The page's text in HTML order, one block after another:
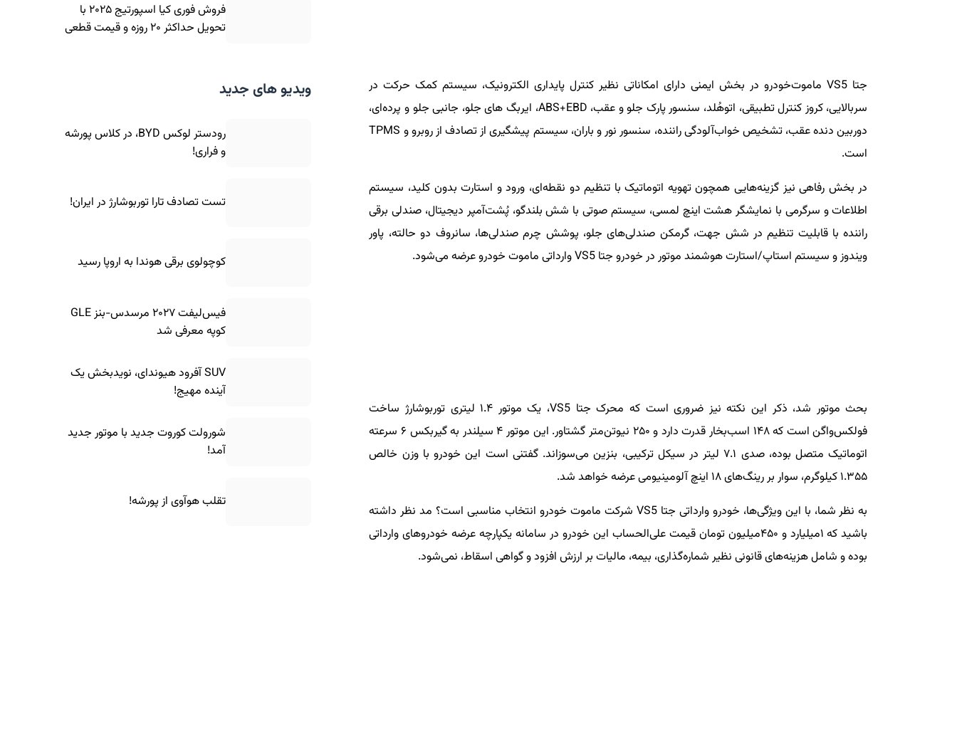
جتا VS5 ماموت‌خودرو در بخش ایمنی دارای امکاناتی نظیر کنترل پایداری الکترونیک، سیستم کمک حرکت در
سربالایی، کروز کنترل تطبیقی، اتوهُلد، سنسور پارک جلو و عقب، ABS+EBD، ایربگ های جلو، جانبی جلو و پرده‌ای،
دوربین دنده عقب، تشخیص خواب‌آلودگی راننده، سنسور نور و باران، سیستم پیشگیری از تصادف از روبرو و TPMS
است.
در بخش رفاهی نیز گزینه‌هایی همچون تهویه اتوماتیک با تنظیم دو نقطه‌ای، ورود و استارت بدون کلید، سیستم
اطلاعات و سرگرمی با نمایشگر هشت اینچ لمسی، سیستم صوتی با شش بلندگو، پُشت‌آمپر دیجیتال، صندلی برقی
راننده با قابلیت تنظیم در شش جهت، گرمکن صندلی‌های جلو، پوشش چرم صندلی‌ها، سانروف دو حالته، پاور
ویندوز و سیستم استاپ/استارت هوشمند موتور در خودرو جتا VS5 وارداتی ماموت خودرو عرضه می‌شود.
بحث موتور شد، ذکر این نکته نیز ضروری است که محرک جتا VS5، یک موتور ۱.۴ لیتری توربوشارژ ساخت
فولکس‌واگن است که ۱۴۸ اسب‌بخار قدرت دارد و ۲۵۰ نیوتن‌متر گشتاور. این موتور ۴ سیلندر به گیربکس ۶ سرعته
اتوماتیک متصل بوده، صدی ۷.۱ لیتر در سیکل ترکیبی، بنزین می‌سوزاند. گفتنی است این خودرو با وزن خالص
۱.۳۵۵ کیلوگرم، سوار بر رینگ‌های ۱۸ اینچ آلومینیومی عرضه خواهد شد.
به نظر شما، با این ویژگی‌ها، خودرو وارداتی جتا VS5 شرکت ماموت خودرو انتخاب مناسبی است؟ مد نظر داشته
باشید که ۱میلیارد و ۴۵۰میلیون تومان قیمت علی‌الحساب این خودرو در سامانه یکپارچه عرضه خودروهای وارداتی
بوده و شامل هزینه‌های قانونی نظیر شماره‌گذاری، بیمه، مالیات بر ارزش افزود و گواهی اسقاط، نمی‌‎شود.
فروش فوری کیا اسپورتیج ۲۰۲۵ با
تحویل حداکثر ۲۰ روزه و قیمت قطعی
ویدیو های جدید
رودستر لوکس BYD، در کلاس پورشه
و فراری!
تست تصادف تارا توربوشارژ در ایران!
کوچولوی برقی هوندا به اروپا رسید
فیس‌لیفت ۲۰۲۷ مرسدس-بنز GLE
کوپه معرفی شد
SUV آفرود هیوندای، نویدبخش یک
آینده مهیج!
شورولت کوروت جدید با موتور جدید
آمد!
تقلب هوآوی از پورشه!